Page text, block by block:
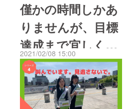
僅かの時間しかあ
りませんが、目標
達成まで宜しくお
願いいたします。
2021/02/08 15:00